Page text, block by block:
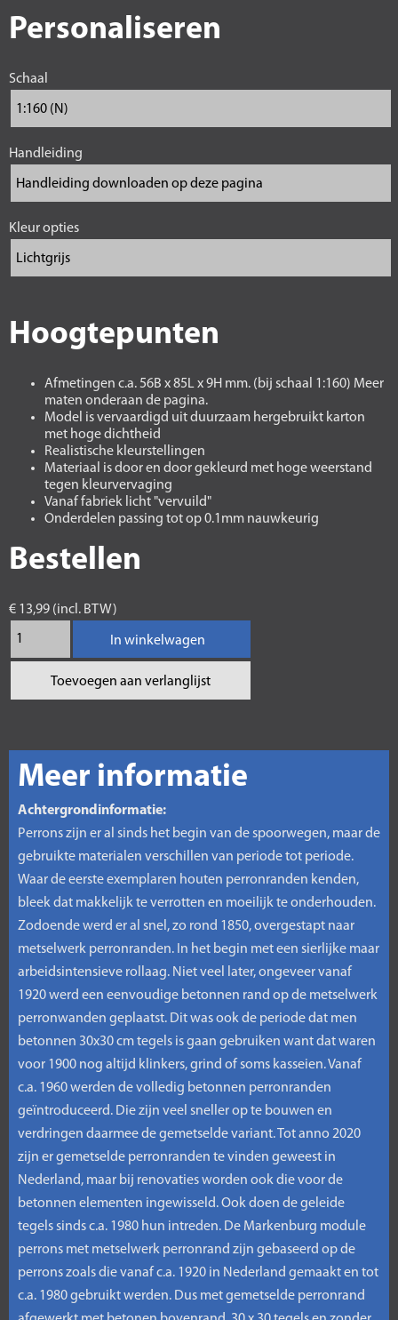
Personaliseren
Schaal
Handleiding
Kleur opties
Hoogtepunten
Afmetingen c.a. 56B x 85L x 9H mm. (bij schaal 1:160) Meer
maten onderaan de pagina.
Model is vervaardigd uit duurzaam hergebruikt karton
met hoge dichtheid
Realistische kleurstellingen
Materiaal is door en door gekleurd met hoge weerstand
tegen kleurvervaging
Vanaf fabriek licht "vervuild"
Onderdelen passing tot op 0.1mm nauwkeurig
Bestellen
€ 13,99 (incl. BTW)
In winkelwagen
Toevoegen aan verlanglijst
Meer informatie
Achtergrondinformatie:
Perrons zijn er al sinds het begin van de spoorwegen, maar de
gebruikte materialen verschillen van periode tot periode.
Waar de eerste exemplaren houten perronranden kenden,
bleek dat makkelijk te verrotten en moeilijk te onderhouden.
Zodoende werd er al snel, zo rond 1850, overgestapt naar
metselwerk perronranden. In het begin met een sierlijke maar
arbeidsintensieve rollaag. Niet veel later, ongeveer vanaf
1920 werd een eenvoudige betonnen rand op de metselwerk
perronwanden geplaatst. Dit was ook de periode dat men
betonnen 30x30 cm tegels is gaan gebruiken want dat waren
voor 1900 nog altijd klinkers, grind of soms kasseien. Vanaf
c.a. 1960 werden de volledig betonnen perronranden
geïntroduceerd. Die zijn veel sneller op te bouwen en
verdringen daarmee de gemetselde variant. Tot anno 2020
zijn er gemetselde perronranden te vinden geweest in
Nederland, maar bij renovaties worden ook die voor de
betonnen elementen ingewisseld. Ook doen de geleide
tegels sinds c.a. 1980 hun intreden. De Markenburg module
perrons met metselwerk perronrand zijn gebaseerd op de
perrons zoals die vanaf c.a. 1920 in Nederland gemaakt en tot
c.a. 1980 gebruikt werden. Dus met gemetselde perronrand